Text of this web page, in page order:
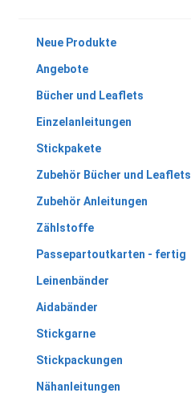
Neue Produkte
Angebote
Bücher und Leaflets
Einzelanleitungen
Stickpakete
Zubehör Bücher und Leaflets
Zubehör Anleitungen
Zählstoffe
Passepartoutkarten - fertig
Leinenbänder
Aidabänder
Stickgarne
Stickpackungen
Nähanleitungen